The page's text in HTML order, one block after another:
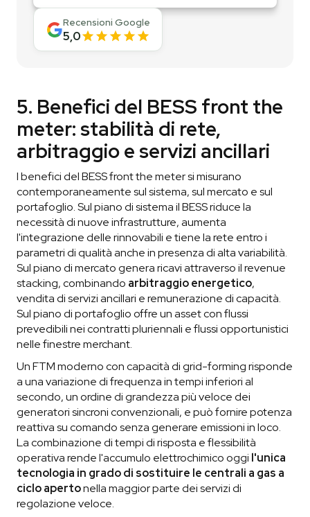
Recensioni Google
5,0
5. Benefici del BESS front the
meter: stabilità di rete,
arbitraggio e servizi ancillari
I benefici del BESS front the meter si misurano
contemporaneamente sul sistema, sul mercato e sul
portafoglio. Sul piano di sistema il BESS riduce la
necessità di nuove infrastrutture, aumenta
l'integrazione delle rinnovabili e tiene la rete entro i
parametri di qualità anche in presenza di alta variabilità.
Sul piano di mercato genera ricavi attraverso il revenue
stacking, combinando arbitraggio energetico,
vendita di servizi ancillari e remunerazione di capacità.
Sul piano di portafoglio offre un asset con flussi
prevedibili nei contratti pluriennali e flussi opportunistici
nelle finestre merchant.
Un FTM moderno con capacità di grid-forming risponde
a una variazione di frequenza in tempi inferiori al
secondo, un ordine di grandezza più veloce dei
generatori sincroni convenzionali, e può fornire potenza
reattiva su comando senza generare emissioni in loco.
La combinazione di tempi di risposta e flessibilità
operativa rende l'accumulo elettrochimico oggi l'unica
tecnologia in grado di sostituire le centrali a gas a
ciclo apertonella maggior parte dei servizi di
regolazione veloce.